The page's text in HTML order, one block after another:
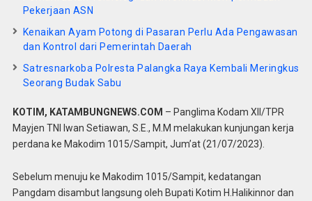
Pekerjaan ASN
Kenaikan Ayam Potong di Pasaran Perlu Ada Pengawasan
dan Kontrol dari Pemerintah Daerah
Satresnarkoba Polresta Palangka Raya Kembali Meringkus
Seorang Budak Sabu
KOTIM, KATAMBUNGNEWS.COM – Panglima Kodam XII/TPR
Mayjen TNI Iwan Setiawan, S.E., M.M melakukan kunjungan kerja
perdana ke Makodim 1015/Sampit, Jum’at (21/07/2023).
Sebelum menuju ke Makodim 1015/Sampit, kedatangan
Pangdam disambut langsung oleh Bupati Kotim H.Halikinnor dan